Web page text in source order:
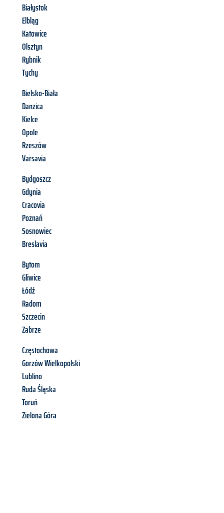
Białystok
Elbląg
Katowice
Olsztyn
Rybnik
Tychy
Bielsko-Biała
Danzica
Kielce
Opole
Rzeszów
Varsavia
Bydgoszcz
Gdynia
Cracovia
Poznań
Sosnowiec
Breslavia
Bytom
Gliwice
Łódź
Radom
Szczecin
Zabrze
Częstochowa
Gorzów Wielkopolski
Lublino
Ruda Śląska
Toruń
Zielona Góra